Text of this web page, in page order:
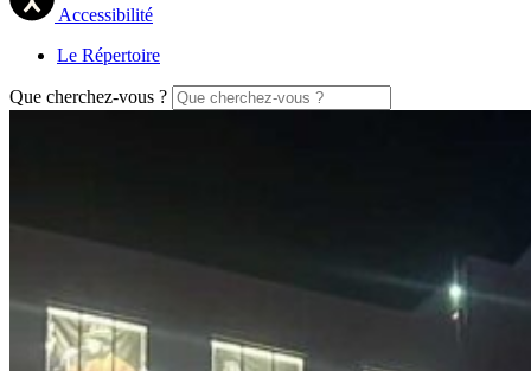
Accessibilité
Le Répertoire
Que cherchez-vous ?